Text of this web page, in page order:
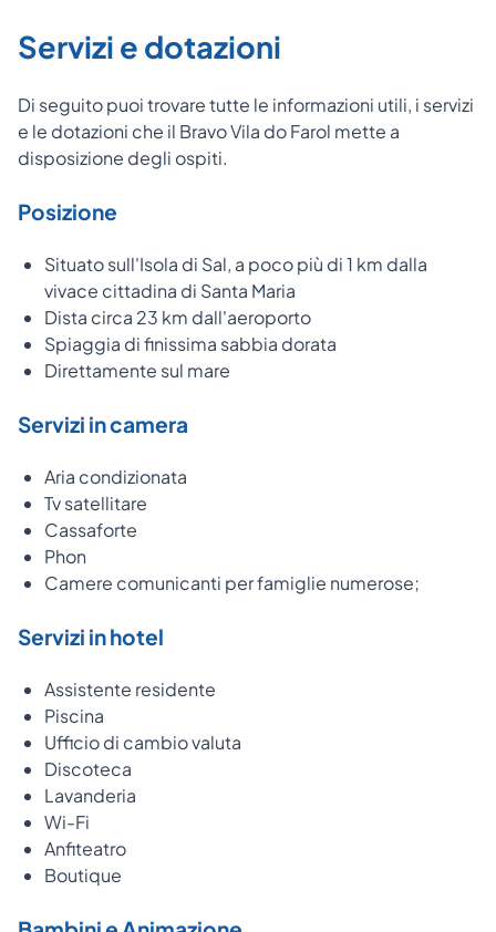
Servizi e dotazioni
Di seguito puoi trovare tutte le informazioni utili, i servizi
e le dotazioni che il Bravo Vila do Farol mette a
disposizione degli ospiti.
Posizione
Situato sull'Isola di Sal, a poco più di 1 km dalla
vivace cittadina di Santa Maria
Dista circa 23 km dall'aeroporto
Spiaggia di finissima sabbia dorata
Direttamente sul mare
Servizi in camera
Aria condizionata
Tv satellitare
Cassaforte
Phon
Camere comunicanti per famiglie numerose;
Servizi in hotel
Assistente residente
Piscina
Ufficio di cambio valuta
Discoteca
Lavanderia
Wi-Fi
Anfiteatro
Boutique